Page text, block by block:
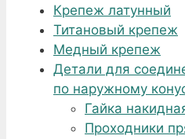
Крепеж латунный
Титановый крепеж
Медный крепеж
Детали для
по наружному
Гайка
Проходники